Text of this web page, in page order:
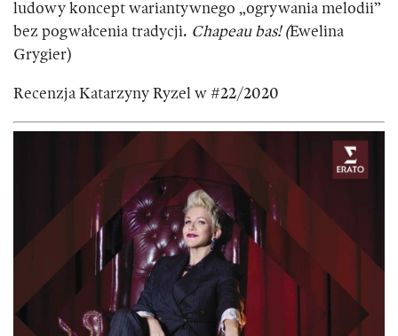
ludowy koncept wariantywnego „ogrywania melodii”
bez pogwałcenia tradycji. Chapeau bas! (Ewelina
Grygier)
Recenzja Katarzyny Ryzel w #22/2020